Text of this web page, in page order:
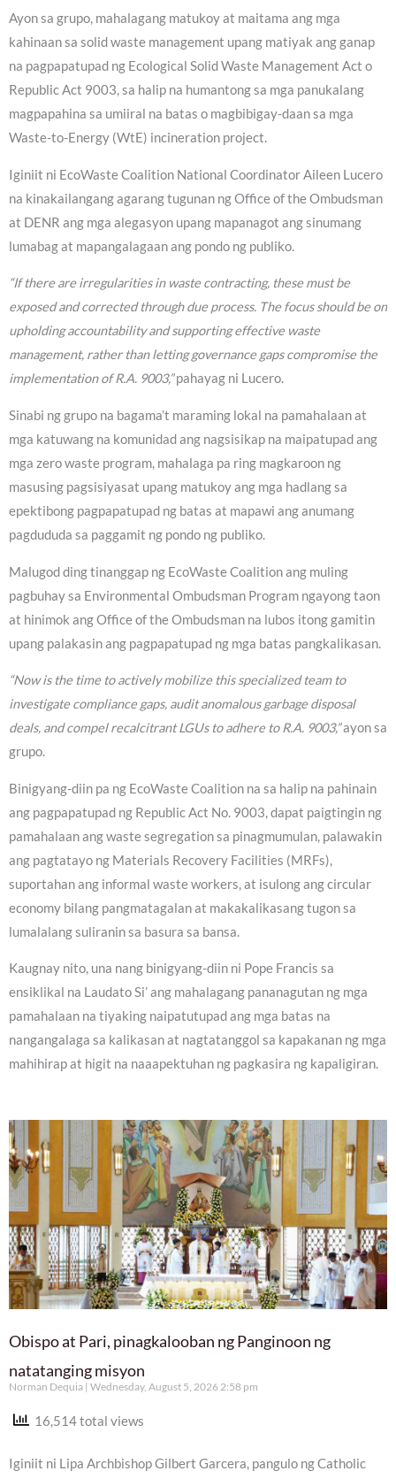
Ayon sa grupo, mahalagang matukoy at maitama ang mga
kahinaan sa solid waste management upang matiyak ang ganap
na pagpapatupad ng Ecological Solid Waste Management Act o
Republic Act 9003, sa halip na humantong sa mga panukalang
magpapahina sa umiiral na batas o magbibigay-daan sa mga
Waste-to-Energy (WtE) incineration project.
Iginiit ni EcoWaste Coalition National Coordinator Aileen Lucero
na kinakailangang agarang tugunan ng Office of the Ombudsman
at DENR ang mga alegasyon upang mapanagot ang sinumang
lumabag at mapangalagaan ang pondo ng publiko.
“If there are irregularities in waste contracting, these must be
exposed and corrected through due process. The focus should be on
upholding accountability and supporting effective waste
management, rather than letting governance gaps compromise the
implementation of R.A. 9003,”pahayag ni Lucero.
Sinabi ng grupo na bagama’t maraming lokal na pamahalaan at
mga katuwang na komunidad ang nagsisikap na maipatupad ang
mga zero waste program, mahalaga pa ring magkaroon ng
masusing pagsisiyasat upang matukoy ang mga hadlang sa
epektibong pagpapatupad ng batas at mapawi ang anumang
pagdududa sa paggamit ng pondo ng publiko.
Malugod ding tinanggap ng EcoWaste Coalition ang muling
pagbuhay sa Environmental Ombudsman Program ngayong taon
at hinimok ang Office of the Ombudsman na lubos itong gamitin
upang palakasin ang pagpapatupad ng mga batas pangkalikasan.
“Now is the time to actively mobilize this specialized team to
investigate compliance gaps, audit anomalous garbage disposal
deals, and compel recalcitrant LGUs to adhere to R.A. 9003,”ayon sa
grupo.
Binigyang-diin pa ng EcoWaste Coalition na sa halip na pahinain
ang pagpapatupad ng Republic Act No. 9003, dapat paigtingin ng
pamahalaan ang waste segregation sa pinagmumulan, palawakin
ang pagtatayo ng Materials Recovery Facilities (MRFs),
suportahan ang informal waste workers, at isulong ang circular
economy bilang pangmatagalan at makakalikasang tugon sa
lumalalang suliranin sa basura sa bansa.
Kaugnay nito, una nang binigyang-diin ni Pope Francis sa
ensiklikal na Laudato Si’ ang mahalagang pananagutan ng mga
pamahalaan na tiyaking naipatutupad ang mga batas na
nangangalaga sa kalikasan at nagtatanggol sa kapakanan ng mga
mahihirap at higit na naaapektuhan ng pagkasira ng kapaligiran.
Obispo at Pari, pinagkalooban ng Panginoon ng
natatanging misyon
Norman Dequia Wednesday, August 5, 2026 2:58 pm
16,514 total views
Iginiit ni Lipa Archbishop Gilbert Garcera, pangulo ng Catholic